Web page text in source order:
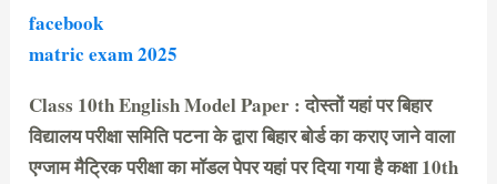
facebook
matric exam 2025
Class 10th English Model Paper : दोस्तों यहां पर बिहार
विद्यालय परीक्षा समिति पटना के द्वारा बिहार बोर्ड का कराए जाने वाला
एग्जाम मैट्रिक परीक्षा का मॉडल पेपर यहां पर दिया गया है कक्षा 10th